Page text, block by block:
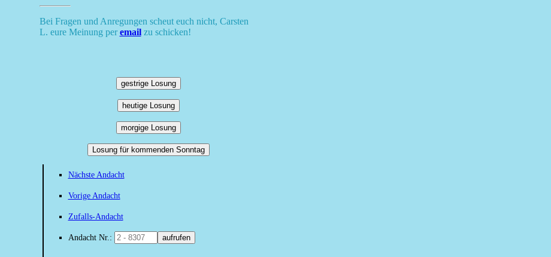
Bei Fragen und Anregungen scheut euch nicht, Carsten
L. eure Meinung peremailzu schicken!
gestrige Losung
heutige Losung
morgige Losung
Losung für kommenden Sonntag
Nächste Andacht
Vorige Andacht
Zufalls-Andacht
Andacht Nr.: aufrufen